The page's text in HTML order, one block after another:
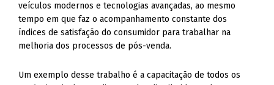
veículos modernos e tecnologias avançadas, ao mesmo
tempo em que faz o acompanhamento constante dos
índices de satisfação do consumidor para trabalhar na
melhoria dos processos de pós-venda.
Um exemplo desse trabalho é a capacitação de todos os